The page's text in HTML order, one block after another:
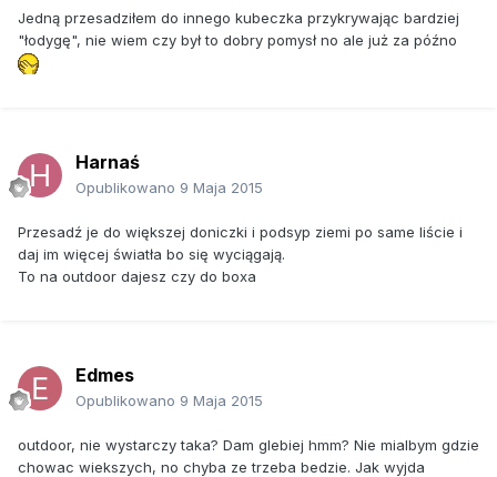
Jedną przesadziłem do innego kubeczka przykrywając bardziej
"łodygę", nie wiem czy był to dobry pomysł no ale już za późno
Harnaś
Opublikowano 9 Maja 2015
Przesadź je do większej doniczki i podsyp ziemi po same liście i
daj im więcej światła bo się wyciągają.
To na outdoor dajesz czy do boxa
Edmes
Opublikowano 9 Maja 2015
outdoor, nie wystarczy taka? Dam glebiej hmm? Nie mialbym gdzie
chowac wiekszych, no chyba ze trzeba bedzie. Jak wyjda